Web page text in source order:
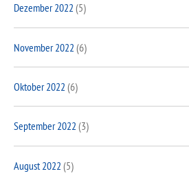
Dezember 2022 (5)
November 2022 (6)
Oktober 2022 (6)
September 2022 (3)
August 2022 (5)